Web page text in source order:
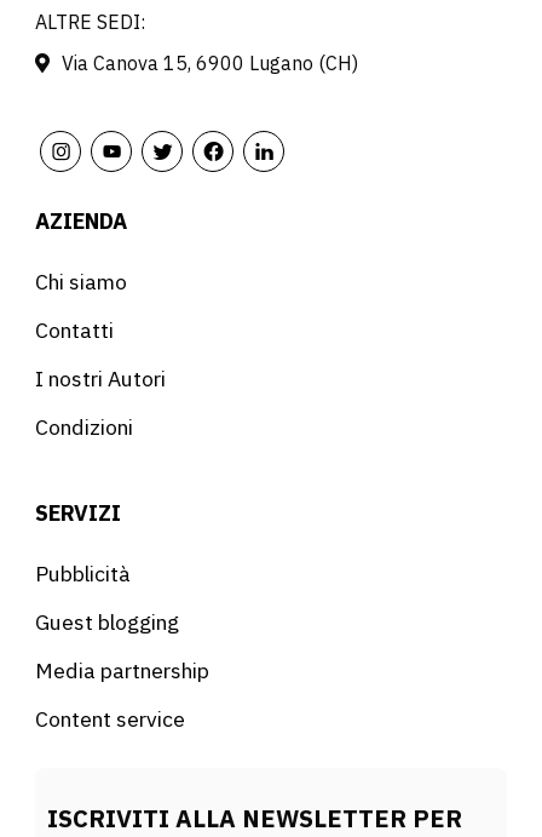
ALTRE SEDI:
Via Canova 15, 6900 Lugano (CH)
AZIENDA
Chi siamo
Contatti
I nostri Autori
Condizioni
SERVIZI
Pubblicità
Guest blogging
Media partnership
Content service
ISCRIVITI ALLA NEWSLETTER PER